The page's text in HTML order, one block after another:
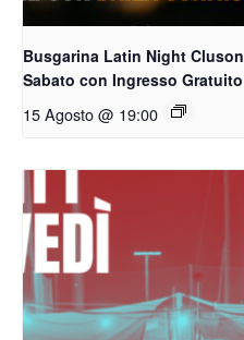
Busgarina Latin Night
Sabato con Ingresso Gratuito
15 Agosto @ 19:00